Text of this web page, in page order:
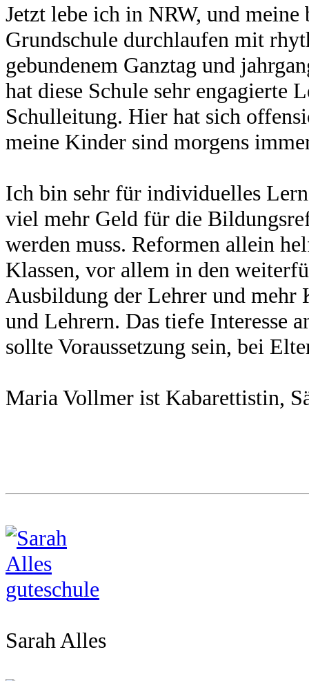
Jetzt lebe ich in NRW, und meine
Grundschule durchlaufen mit
gebundenem Ganztag und
hat diese Schule sehr engagierte
Schulleitung. Hier hat sich
meine Kinder sind morgens
Ich bin sehr für individuelles
viel mehr Geld für die
werden muss. Reformen allein
Klassen, vor allem in den
Ausbildung der Lehrer und
und Lehrern. Das tiefe Interesse
sollte Voraussetzung sein, bei
Maria Vollmer ist Kabarettistin,
Sarah Alles